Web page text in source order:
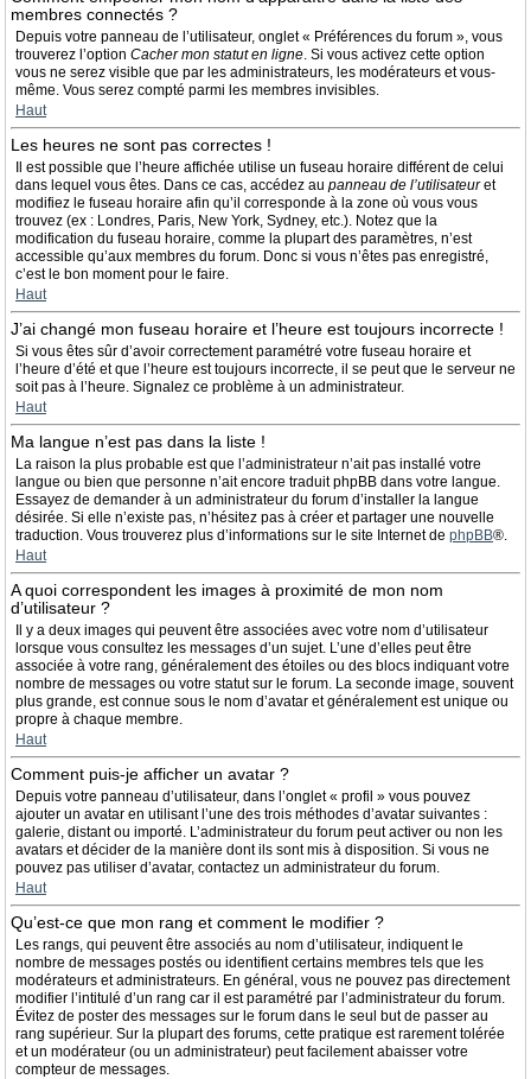
membres connectés ?
Depuis votre panneau de l’utilisateur, onglet « Préférences du forum », vous
trouverez l’option Cacher mon statut en ligne. Si vous activez cette option
vous ne serez visible que par les administrateurs, les modérateurs et vous-
même. Vous serez compté parmi les membres invisibles.
Haut
Les heures ne sont pas correctes !
Il est possible que l’heure affichée utilise un fuseau horaire différent de celui
dans lequel vous êtes. Dans ce cas, accédez au panneau de l’utilisateuret
modifiez le fuseau horaire afin qu’il corresponde à la zone où vous vous
trouvez (ex : Londres, Paris, New York, Sydney, etc.). Notez que la
modification du fuseau horaire, comme la plupart des paramètres, n’est
accessible qu’aux membres du forum. Donc si vous n’êtes pas enregistré,
c’est le bon moment pour le faire.
Haut
J’ai changé mon fuseau horaire et l’heure est toujours incorrecte !
Si vous êtes sûr d’avoir correctement paramétré votre fuseau horaire et
l’heure d’été et que l’heure est toujours incorrecte, il se peut que le serveur ne
soit pas à l’heure. Signalez ce problème à un administrateur.
Haut
Ma langue n’est pas dans la liste !
La raison la plus probable est que l’administrateur n’ait pas installé votre
langue ou bien que personne n’ait encore traduit phpBB dans votre langue.
Essayez de demander à un administrateur du forum d’installer la langue
désirée. Si elle n’existe pas, n’hésitez pas à créer et partager une nouvelle
traduction. Vous trouverez plus d’informations sur le site Internet de phpBB®.
Haut
A quoi correspondent les images à proximité de mon nom
d’utilisateur ?
Il y a deux images qui peuvent être associées avec votre nom d’utilisateur
lorsque vous consultez les messages d’un sujet. L’une d’elles peut être
associée à votre rang, généralement des étoiles ou des blocs indiquant votre
nombre de messages ou votre statut sur le forum. La seconde image, souvent
plus grande, est connue sous le nom d’avatar et généralement est unique ou
propre à chaque membre.
Haut
Comment puis-je afficher un avatar ?
Depuis votre panneau d’utilisateur, dans l’onglet « profil » vous pouvez
ajouter un avatar en utilisant l’une des trois méthodes d’avatar suivantes :
galerie, distant ou importé. L’administrateur du forum peut activer ou non les
avatars et décider de la manière dont ils sont mis à disposition. Si vous ne
pouvez pas utiliser d’avatar, contactez un administrateur du forum.
Haut
Qu’est-ce que mon rang et comment le modifier ?
Les rangs, qui peuvent être associés au nom d’utilisateur, indiquent le
nombre de messages postés ou identifient certains membres tels que les
modérateurs et administrateurs. En général, vous ne pouvez pas directement
modifier l’intitulé d’un rang car il est paramétré par l’administrateur du forum.
Évitez de poster des messages sur le forum dans le seul but de passer au
rang supérieur. Sur la plupart des forums, cette pratique est rarement tolérée
et un modérateur (ou un administrateur) peut facilement abaisser votre
compteur de messages.